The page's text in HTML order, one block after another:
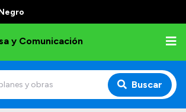
y Comunicación
Buscar